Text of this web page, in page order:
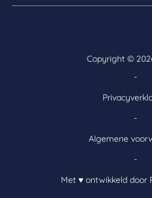
Copyright ©
-
-
Algemene
-
Met ♥ ontwikkeld door